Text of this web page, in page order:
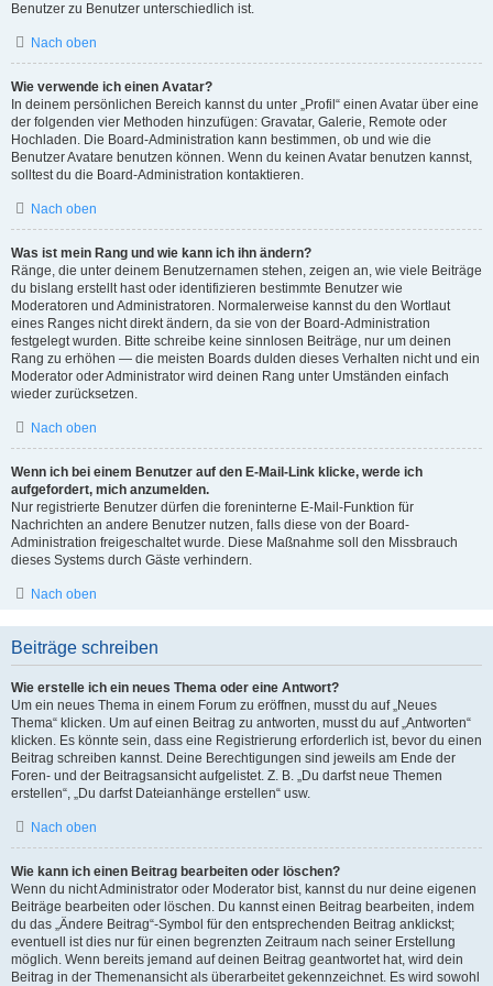
Benutzer zu Benutzer unterschiedlich ist.
Nach oben
Wie verwende ich einen Avatar?
In deinem persönlichen Bereich kannst du unter „Profil“ einen Avatar über eine
der folgenden vier Methoden hinzufügen: Gravatar, Galerie, Remote oder
Hochladen. Die Board-Administration kann bestimmen, ob und wie die
Benutzer Avatare benutzen können. Wenn du keinen Avatar benutzen kannst,
solltest du die Board-Administration kontaktieren.
Nach oben
Was ist mein Rang und wie kann ich ihn ändern?
Ränge, die unter deinem Benutzernamen stehen, zeigen an, wie viele Beiträge
du bislang erstellt hast oder identifizieren bestimmte Benutzer wie
Moderatoren und Administratoren. Normalerweise kannst du den Wortlaut
eines Ranges nicht direkt ändern, da sie von der Board-Administration
festgelegt wurden. Bitte schreibe keine sinnlosen Beiträge, nur um deinen
Rang zu erhöhen — die meisten Boards dulden dieses Verhalten nicht und ein
Moderator oder Administrator wird deinen Rang unter Umständen einfach
wieder zurücksetzen.
Nach oben
Wenn ich bei einem Benutzer auf den E-Mail-Link klicke, werde ich
aufgefordert, mich anzumelden.
Nur registrierte Benutzer dürfen die foreninterne E-Mail-Funktion für
Nachrichten an andere Benutzer nutzen, falls diese von der Board-
Administration freigeschaltet wurde. Diese Maßnahme soll den Missbrauch
dieses Systems durch Gäste verhindern.
Nach oben
Beiträge schreiben
Wie erstelle ich ein neues Thema oder eine Antwort?
Um ein neues Thema in einem Forum zu eröffnen, musst du auf „Neues
Thema“ klicken. Um auf einen Beitrag zu antworten, musst du auf „Antworten“
klicken. Es könnte sein, dass eine Registrierung erforderlich ist, bevor du einen
Beitrag schreiben kannst. Deine Berechtigungen sind jeweils am Ende der
Foren- und der Beitragsansicht aufgelistet. Z. B. „Du darfst neue Themen
erstellen“, „Du darfst Dateianhänge erstellen“ usw.
Nach oben
Wie kann ich einen Beitrag bearbeiten oder löschen?
Wenn du nicht Administrator oder Moderator bist, kannst du nur deine eigenen
Beiträge bearbeiten oder löschen. Du kannst einen Beitrag bearbeiten, indem
du das „Ändere Beitrag“-Symbol für den entsprechenden Beitrag anklickst;
eventuell ist dies nur für einen begrenzten Zeitraum nach seiner Erstellung
möglich. Wenn bereits jemand auf deinen Beitrag geantwortet hat, wird dein
Beitrag in der Themenansicht als überarbeitet gekennzeichnet. Es wird sowohl